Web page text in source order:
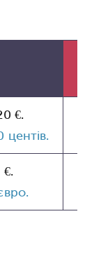
€.
центів.